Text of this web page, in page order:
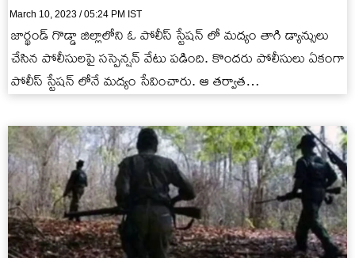
March 10, 2023 / 05:24 PM IST
జార్ఖండ్ గొడ్డా జిల్లాలోని ఓ పోలీస్ స్టేషన్ లో మద్యం తాగి డ్యాన్సులు
చేసిన పోలీసులపై సస్పెన్షన్ వేటు పడింది. కొందరు పోలీసులు ఏకంగా
పోలీస్ స్టేషన్ లోనే మద్యం సేవించారు. ఆ తర్వాత…